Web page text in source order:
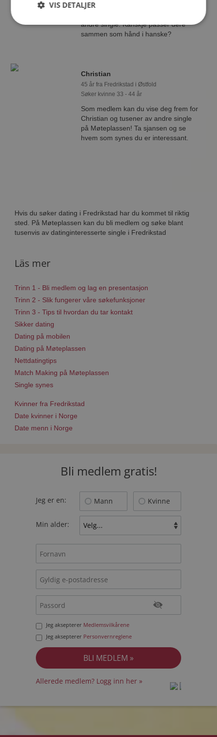
Hvis du er medlem kan du matche din
andre single. Kanskje passer dere
sammen som hånd i hanske?
Christian
45 år fra Fredrikstad i Østfold
Søker kvinne 33 - 44 år
Som medlem kan du vise deg frem for
Christian og tusener av andre single
på Møteplassen! Ta sjansen og se
hvem som synes du er interessant.
Hvis du søker dating i Fredrikstad har du kommet til riktig
sted. På Møteplassen kan du bli medlem og søke blant
tusenvis av datinginteresserte single i Fredrikstad
Läs mer
Trinn 1 - Bli medlem og lag en presentasjon
Trinn 2 - Slik fungerer våre søkefunksjoner
Trinn 3 - Tips til hvordan du tar kontakt
Sikker dating
Dating på mobilen
Dating på Møteplassen
Nettdatingtips
Match Making på Møteplassen
Single synes
Kvinner fra Fredrikstad
Date kvinner i Norge
Date menn i Norge
Bli medlem gratis!
Jeg er en: Mann Kvinne
Min alder:
Jeg aksepterer Medlemsvilkårene
Jeg aksepterer Personvernreglene
Allerede medlem? Logg inn her »
VIS DETALJER